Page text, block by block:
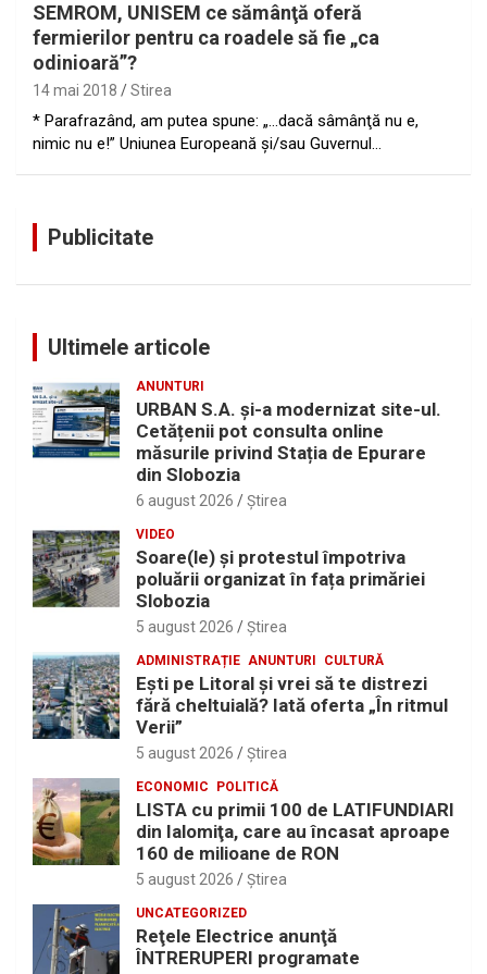
SEMROM, UNISEM ce sămânţă oferă
fermierilor pentru ca roadele să fie „ca
odinioară”?
14 mai 2018 Stirea
* Parafrazând, am putea spune: „…dacă sâmânţă nu e,
nimic nu e!” Uniunea Europeană şi/sau Guvernul…
Publicitate
Ultimele articole
ANUNTURI
URBAN S.A. și-a modernizat site-ul.
Cetățenii pot consulta online
măsurile privind Stația de Epurare
din Slobozia
6 august 2026 Ştirea
VIDEO
Soare(le) și protestul împotriva
poluării organizat în fața primăriei
Slobozia
5 august 2026 Ştirea
ADMINISTRAȚIE ANUNTURI CULTURĂ
Eşti pe Litoral şi vrei să te distrezi
fără cheltuială? Iată oferta „În ritmul
Verii”
5 august 2026 Ştirea
ECONOMIC POLITICĂ
LISTA cu primii 100 de LATIFUNDIARI
din Ialomiţa, care au încasat aproape
160 de milioane de RON
5 august 2026 Ştirea
UNCATEGORIZED
Reţele Electrice anunţă
ÎNTRERUPERI programate